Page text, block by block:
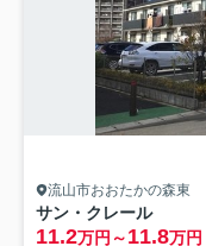
流山市おおたかの森東
サン・クレール
11.2万円～11.8万円